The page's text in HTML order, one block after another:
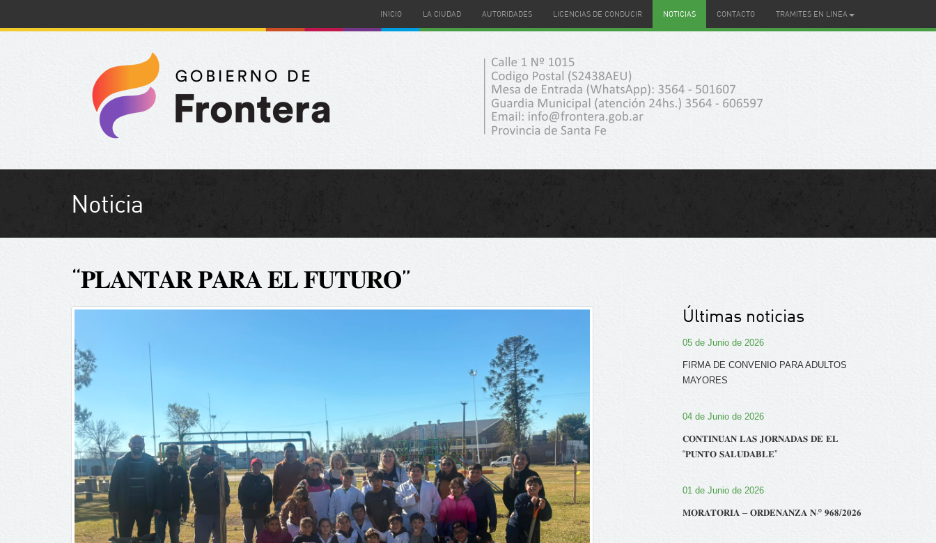
INICIO LA CIUDAD AUTORIDADES LICENCIAS DE CONDUCIR NOTICIAS CONTACTO TRAMITES EN LINEA
Noticia
“𝐏𝐋𝐀𝐍𝐓𝐀𝐑 𝐏𝐀𝐑𝐀 𝐄𝐋 𝐅𝐔𝐓𝐔𝐑𝐎”
Últimas noticias
05 de Junio de 2026
FIRMA DE CONVENIO PARA ADULTOS
MAYORES
04 de Junio de 2026
𝐂𝐎𝐍𝐓𝐈𝐍𝐔́𝐀𝐍 𝐋𝐀𝐒 𝐉𝐎𝐑𝐍𝐀𝐃𝐀𝐒 𝐃𝐄 𝐄𝐋
“𝐏𝐔𝐍𝐓𝐎 𝐒𝐀𝐋𝐔𝐃𝐀𝐁𝐋𝐄”
01 de Junio de 2026
𝐌𝐎𝐑𝐀𝐓𝐎𝐑𝐈𝐀 – 𝐎𝐑𝐃𝐄𝐍𝐀𝐍𝐙𝐀 𝐍‧º 𝟗𝟔𝟖/𝟐𝟎𝟐𝟔